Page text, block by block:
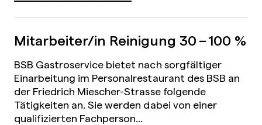
Mitarbeiter/in Reinigung 30 – 100 %
BSB Gastroservice bietet nach sorgfältiger
Einarbeitung im Personalrestaurant des BSB an
der Friedrich Miescher-Strasse folgende
Tätigkeiten an. Sie werden dabei von einer
qualifizierten Fachperson...